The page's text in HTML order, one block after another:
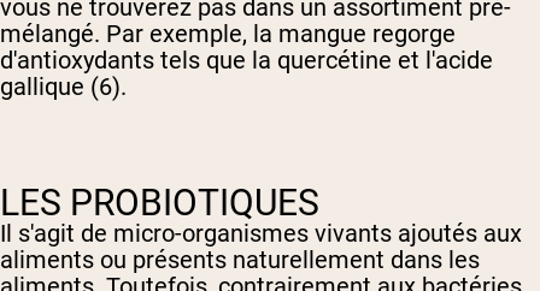
vous ne trouverez pas dans un assortiment pré-
mélangé. Par exemple, la mangue regorge
d'antioxydants tels que la quercétine et l'acide
gallique (6).
LES PROBIOTIQUES
Il s'agit de micro-organismes vivants ajoutés aux
aliments ou présents naturellement dans les
Shipping Country: Language: